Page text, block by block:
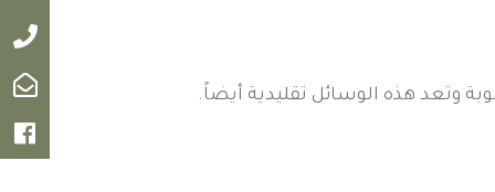
اتصل
وتعد هذه الوسائل تقليدية أيضاً.